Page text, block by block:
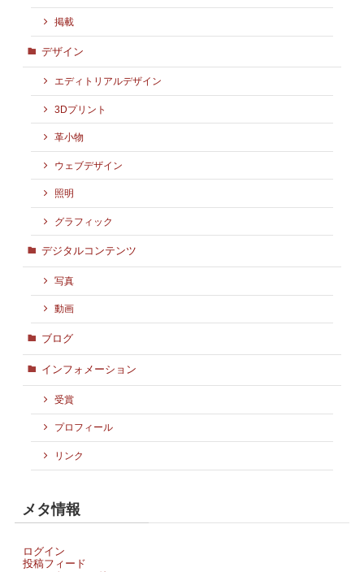
掲載
デザイン
エディトリアルデザイン
3Dプリント
革小物
ウェブデザイン
照明
グラフィック
デジタルコンテンツ
写真
動画
ブログ
インフォメーション
受賞
プロフィール
リンク
メタ情報
ログイン
投稿フィード